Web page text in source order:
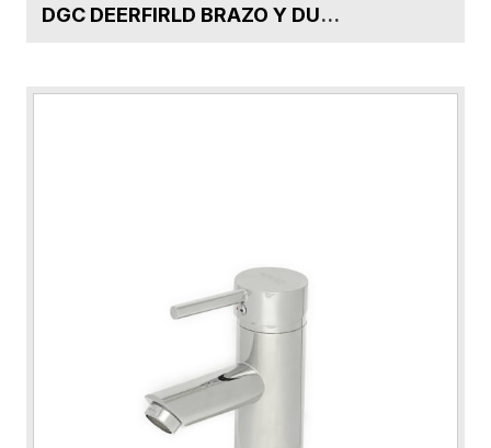
VER FICHA DEL PRODUCTODGC DEERFIRLD BRAZO Y DUCHA ABS DG55185-CR 40cm CROMO SA02-8801